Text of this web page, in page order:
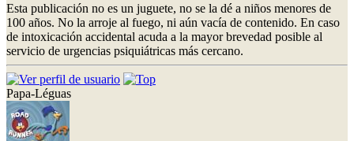
Esta publicación no es un juguete, no se la dé a niños menores de
100 años. No la arroje al fuego, ni aún vacía de contenido. En caso
de intoxicación accidental acuda a la mayor brevedad posible al
servicio de urgencias psiquiátricas más cercano.
Papa-Léguas